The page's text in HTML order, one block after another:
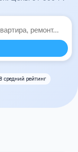
средний рейтинг